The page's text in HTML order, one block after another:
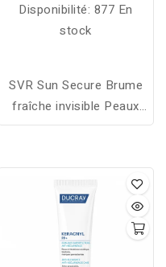
Disponibilité: 877 En
stock
SVR Sun Secure Brume
fraîche invisible Peaux
hypersensibles au soleil
adulte Absorption rapide,
fini non gras SPF50+